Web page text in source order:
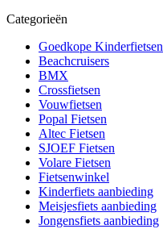
Categorieën
Goedkope Kinderfietsen
Beachcruisers
BMX
Crossfietsen
Vouwfietsen
Popal Fietsen
Altec Fietsen
SJOEF Fietsen
Volare Fietsen
Fietsenwinkel
Kinderfiets aanbieding
Meisjesfiets aanbieding
Jongensfiets aanbieding